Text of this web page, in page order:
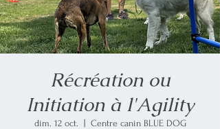
Récréation ou
Initiation à l'Agility
dim. 12 oct.
  |
Centre canin BLUE DOG